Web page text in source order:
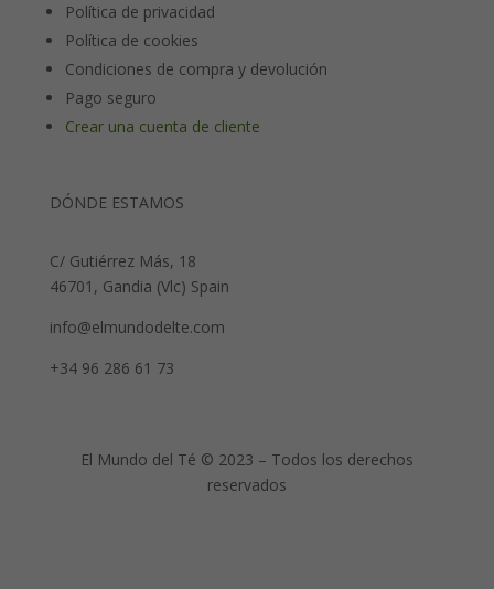
Política de privacidad
Política de cookies
Condiciones de compra y devolución
Pago seguro
Crear una cuenta de cliente
DÓNDE ESTAMOS
C/ Gutiérrez Más, 18
46701, Gandia (Vlc) Spain
info@elmundodelte.com
+34 96 286 61 73
El Mundo del Té © 2023 – Todos los derechos
reservados